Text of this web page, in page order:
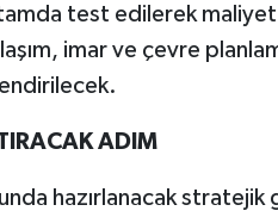
test edilerek
imar ve çevre
ADIM
hazırlanacak stratejik